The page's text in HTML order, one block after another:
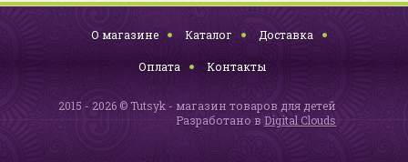
О магазине Каталог Доставка
Оплата Контакты
2015 - 2026 © Tutsyk - магазин товаров для детей
Разработано в Digital Clouds